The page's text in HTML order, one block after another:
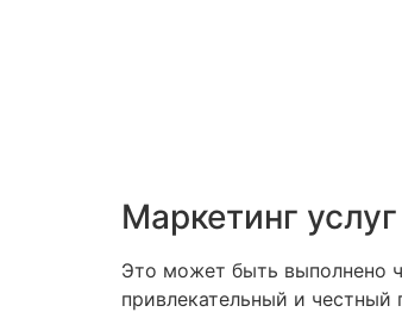
Маркетинг услуг
Это может быть выполнено
привлекательный и